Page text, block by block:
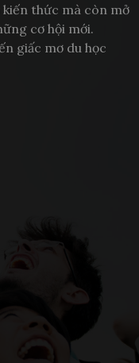
kiến thức mà còn mở
cơ hội mới.
giấc mơ du học